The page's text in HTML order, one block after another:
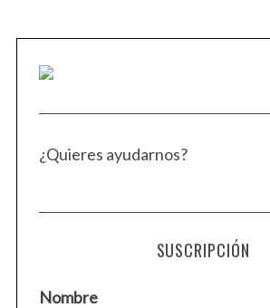
¿Quieres ayudarnos?
SUSCRIPCIÓN
Nombre